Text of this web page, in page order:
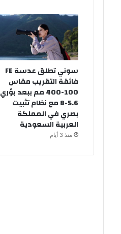
سوني تطلق عدسة FE
فائقة التقريب مقاس
100-400 مم ببعد بؤري
5.6-8 مع نظام تثبيت
بصري في المملكة
العربية السعودية
منذ 3 أيام